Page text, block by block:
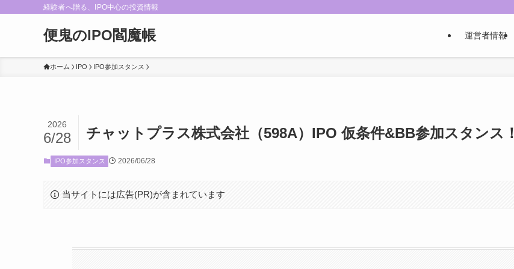
経験者へ贈る、IPO中心の投資情報
便鬼のIPO閻魔帳 運営者情報
ホーム IPO IPO参加スタンス
チャットプラス株式会社（598A）IPO 仮条件&BB参加スタンス！
2026
6/28
IPO参加スタンス 2026/06/28
当サイトには広告(PR)が含まれています